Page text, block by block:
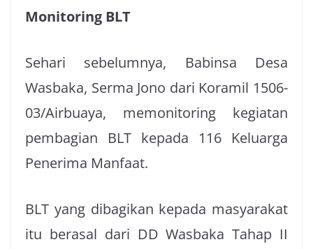
Monitoring BLT
Sehari sebelumnya, Babinsa Desa
Wasbaka, Serma Jono dari Koramil 1506-
03/Airbuaya, memonitoring kegiatan
pembagian BLT kepada 116 Keluarga
Penerima Manfaat.
BLT yang dibagikan kepada masyarakat
itu berasal dari DD Wasbaka Tahap II